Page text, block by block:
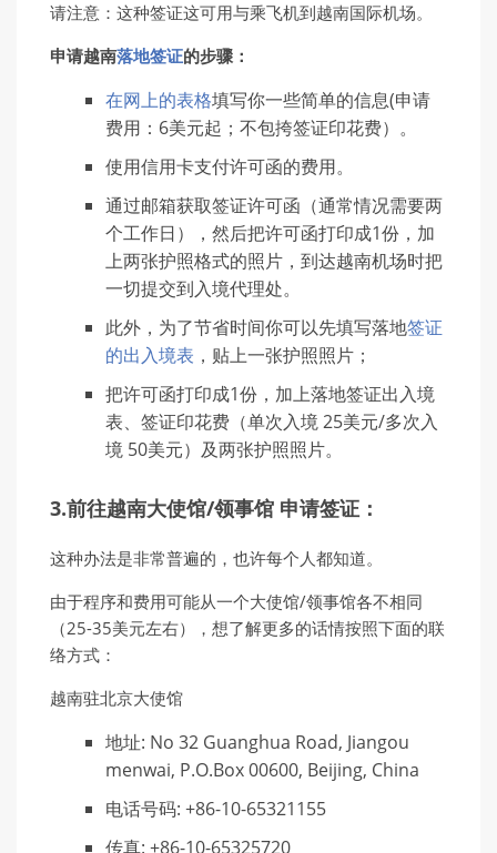
请注意：这种签证这可用与乘飞机到越南国际机场。
申请越南落地签证的步骤：
在网上的表格填写你一些简单的信息(申请
费用：6美元起；不包挎签证印花费）。
使用信用卡支付许可函的费用。
通过邮箱获取签证许可函（通常情况需要两
个工作日），然后把许可函打印成1份，加
上两张护照格式的照片，到达越南机场时把
一切提交到入境代理处。
此外，为了节省时间你可以先填写落地签证
的出入境表 ，贴上一张护照照片；
把许可函打印成1份，加上落地签证出入境
表、签证印花费（单次入境 25美元/多次入
境 50美元）及两张护照照片。
3.前往越南大使馆/领事馆 申请签证：
这种办法是非常普遍的，也许每个人都知道。
由于程序和费用可能从一个大使馆/领事馆各不相同
（25-35美元左右），想了解更多的话情按照下面的联
络方式：
越南驻北京大使馆
地址: No 32 Guanghua Road, Jiangou
menwai, P.O.Box 00600, Beijing, China
电话号码: +86-10-65321155
传真: +86-10-65325720